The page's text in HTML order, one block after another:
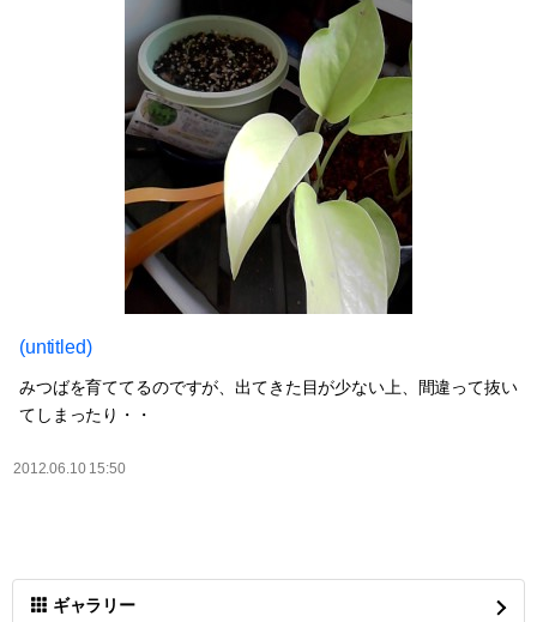
(untitled)
みつばを育ててるのですが、出てきた目が少ない上、間違って抜い
てしまったり・・
2012.06.10 15:50
ギャラリー